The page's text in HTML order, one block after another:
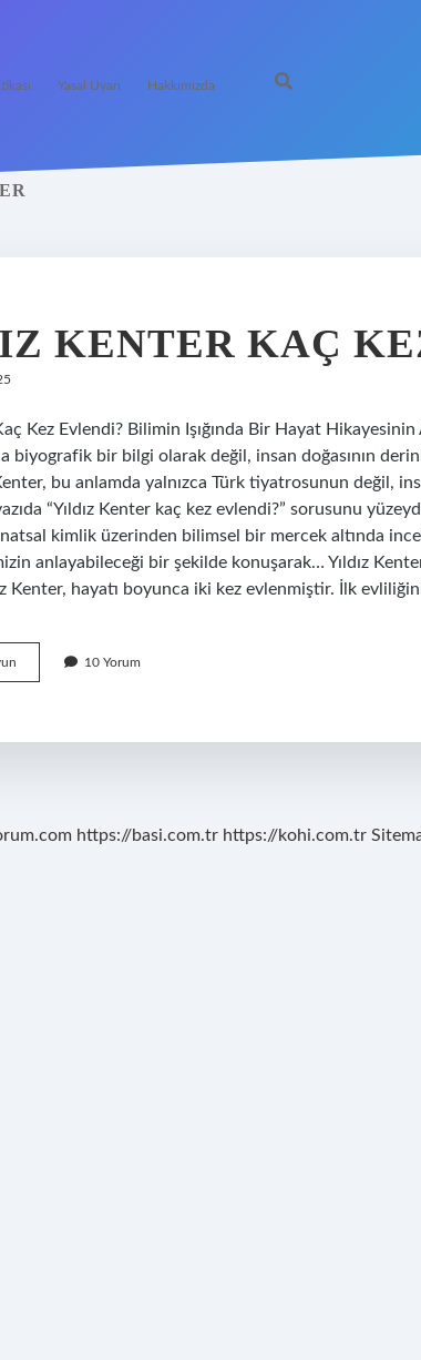
Yasal Uyarı Hakkımızda
KENTER KAÇ
Kez Evlendi? Bilimin Işığında Bir Hayat
biyografik bir bilgi olarak değil, insan doğasının
bu anlamda yalnızca Türk tiyatrosunun değil,
“Yıldız Kenter kaç kez evlendi?” sorusunu
kimlik üzerinden bilimsel bir mercek altında
anlayabileceği bir şekilde konuşarak… Yıldız
Kenter, hayatı boyunca iki kez evlenmiştir. İlk
Kenter
evlendi
10 Yorum
https://basi.com.tr https://kohi.com.tr